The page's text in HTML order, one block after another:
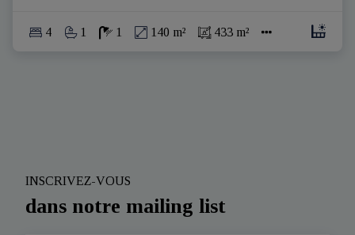
4 1 1 140 m² 433 m²
INSCRIVEZ-VOUS
dans notre mailing list